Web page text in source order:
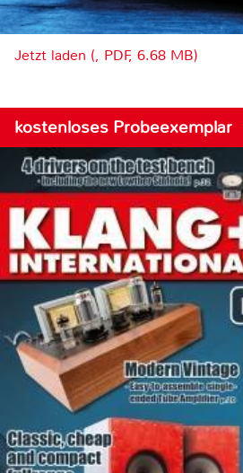
Jetzt laden (, PDF, 6.68 MB)
kostenloses Probeexemplar